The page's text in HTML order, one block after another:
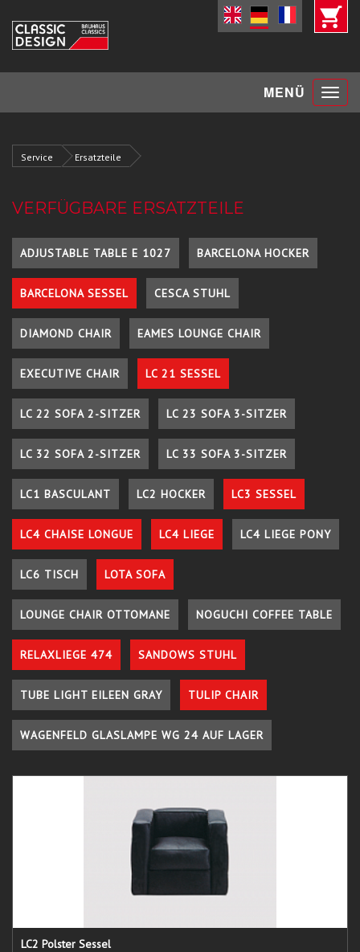
MENÜ Toggle
Service Ersatzteile
VERFÜGBARE ERSATZTEILE
ADJUSTABLE TABLE E 1027 BARCELONA HOCKER
BARCELONA SESSEL CESCA STUHL
DIAMOND CHAIR EAMES LOUNGE CHAIR
EXECUTIVE CHAIR LC 21 SESSEL
LC 22 SOFA 2-SITZER LC 23 SOFA 3-SITZER
LC 32 SOFA 2-SITZER LC 33 SOFA 3-SITZER
LC1 BASCULANT LC2 HOCKER LC3 SESSEL
LC4 CHAISE LONGUE LC4 LIEGE LC4 LIEGE PONY
LC6 TISCH LOTA SOFA
LOUNGE CHAIR OTTOMANE NOGUCHI COFFEE TABLE
RELAXLIEGE 474 SANDOWS STUHL
TUBE LIGHT EILEEN GRAY TULIP CHAIR
WAGENFELD GLASLAMPE WG 24 AUF LAGER
LC2 Polster Sessel